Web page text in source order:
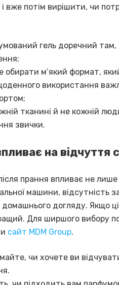
і вже потім вирішити, чи
гель доречний там,
обирати м’який формат,
використання
тканині й не кожній
звички.
на відчуття
прання впливає не
машини, відсутність
домашнього догляду. Якщо
Для ширшого вибору
сайт MDM Group.
чи хочете ви